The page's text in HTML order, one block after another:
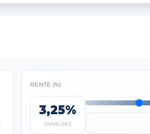
RENTE (%)
3,25%
JAARLIJKS